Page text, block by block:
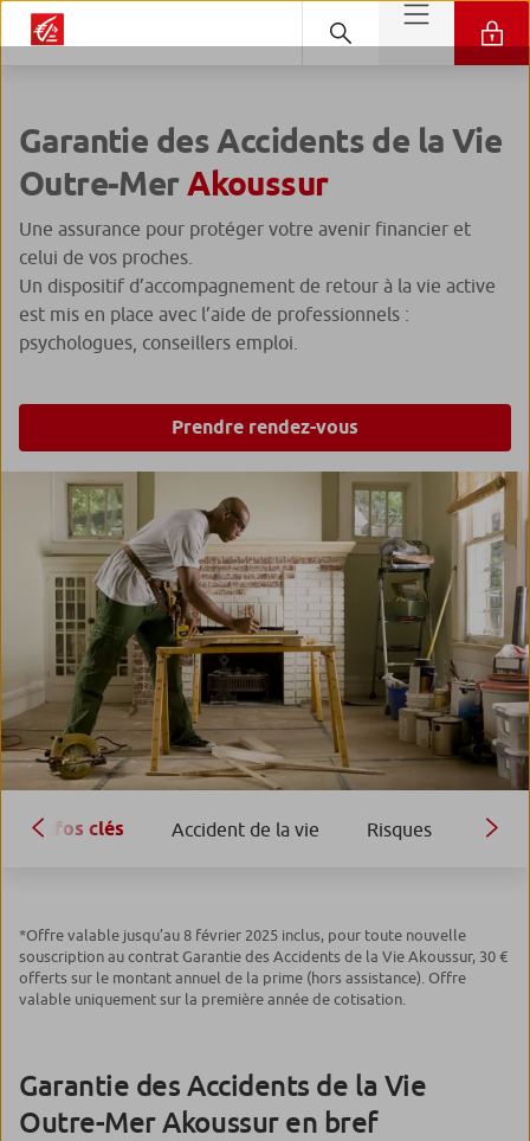
Garantie des Accidents de la Vie
Outre-MerAkoussur
Une assurance pour protéger votre avenir financier et
celui de vos proches.
Un dispositif d’accompagnement de retour à la vie active
est mis en place avec l’aide de professionnels :
psychologues, conseillers emploi.
Prendre rendez-vous
Infos clés Accident de la vie Risques
*Offre valable jusqu’au 8 février 2025 inclus, pour toute nouvelle
souscription au contrat Garantie des Accidents de la Vie Akoussur, 30 €
offerts sur le montant annuel de la prime (hors assistance). Offre
valable uniquement sur la première année de cotisation.
Garantie des Accidents de la Vie
Outre-Mer Akoussur en bref